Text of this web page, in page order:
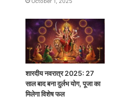
शारदीय नवरात्र 2025: 27
साल बाद बना दुर्लभ योग, पूजा का
मिलेगा विशेष फल